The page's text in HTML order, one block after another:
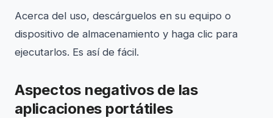
Acerca del uso, descárguelos en su equipo o
dispositivo de almacenamiento y haga clic para
ejecutarlos. Es así de fácil.
Aspectos negativos de las
aplicaciones portátiles